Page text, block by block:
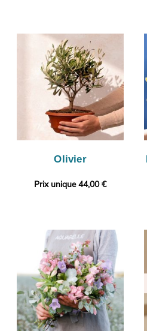
Olivier
Prix unique 44,00 €